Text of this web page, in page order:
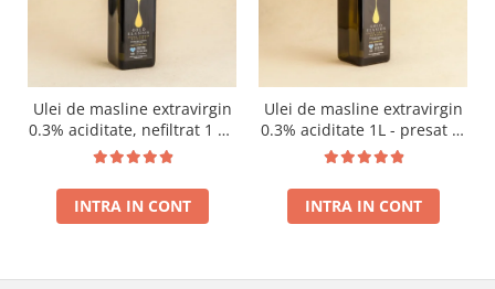
Ulei de masline extravirgin
0.3% aciditate, nefiltrat 1 L -
presat la rece RECOLTA
INTRA IN CONT
Ulei de masline extravirgin
0.3% aciditate 1L - presat la
rece RECOLTA NOUA
INTRA IN CONT